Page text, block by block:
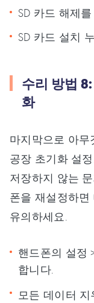
SD 카드 해제
SD 카드 설치
수리 방법
화
마지막으로 아
공장 초기화 설
저장하지 않는
폰을 재설정하
유의하세요.
핸드폰의 설정
합니다.
모든 데이터